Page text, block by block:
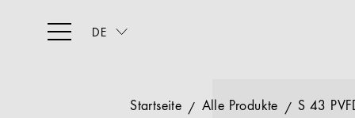
DE
Startseite Alle Produkte S 43